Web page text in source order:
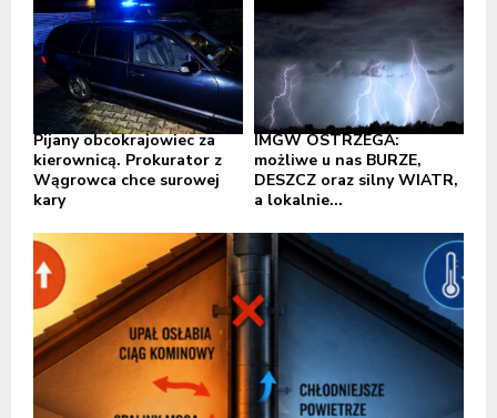
Pijany obcokrajowiec za
kierownicą. Prokurator z
Wągrowca chce surowej
kary
IMGW OSTRZEGA:
możliwe u nas BURZE,
DESZCZ oraz silny WIATR,
a lokalnie...